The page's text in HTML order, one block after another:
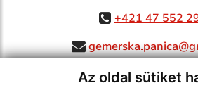
Az oldal sütiket
+421 47 552